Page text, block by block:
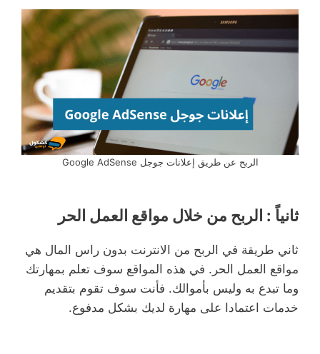
الربح عن طريق إعلانات جوجل Google AdSense
ثانياً : الربح من خلال مواقع العمل الحر
ثاني طريقة في الربح من الانترنت بدون راس المال هي
مواقع العمل الحر. في هذه المواقع سوف تعلم بمهارتك
وما تبدع به وليس بأموالك. فأنت سوف تقوم بتقديم
خدمات اعتمادا على مهارة لديك بشكل مدفوع.